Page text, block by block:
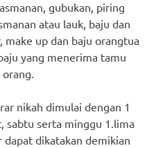
gubukan, piring
atau lauk, baju dan
up dan baju orangtua
yang menerima tamu
nikah dimulai dengan 1
sabtu serta minggu 1.lima
dikatakan demikian